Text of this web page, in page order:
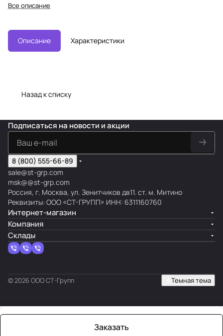
Все описание
Описание Характеристики
Назад к списку
Заказать
Подписаться на новости и акции
8 (800) 555-66-89
sale@st-grp.com
msk@@st-grp.com
Россия, г. Москва, ул. Зенитчиков дв11. ст. м. Митино
Реквизиты: ООО «СТ-ГРУПП» ИНН: 6311160760
Интернет-магазин
Компания
Склады
© 2026 ООО СТ-Групп Темная тема